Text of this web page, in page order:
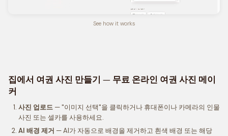
See how it works
집에서 여권 사진 만들기 — 무료 온라인 여권 사진 메이
커
사진 업로드 — "이미지 선택"을 클릭하거나 휴대폰이나 카메라의 인물
사진 또는 셀카를 사용하세요.
AI 배경 제거 — AI가 자동으로 배경을 제거하고 흰색 배경 또는 해당